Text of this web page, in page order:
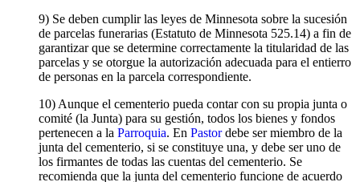
9) Se deben cumplir las leyes de Minnesota sobre la sucesión
de parcelas funerarias (Estatuto de Minnesota 525.14) a fin de
garantizar que se determine correctamente la titularidad de las
parcelas y se otorgue la autorización adecuada para el entierro
de personas en la parcela correspondiente.
10) Aunque el cementerio pueda contar con su propia junta o
comité (la Junta) para su gestión, todos los bienes y fondos
pertenecen a la Parroquia. En Pastordebe ser miembro de la
junta del cementerio, si se constituye una, y debe ser uno de
los firmantes de todas las cuentas del cementerio. Se
recomienda que la junta del cementerio funcione de acuerdo